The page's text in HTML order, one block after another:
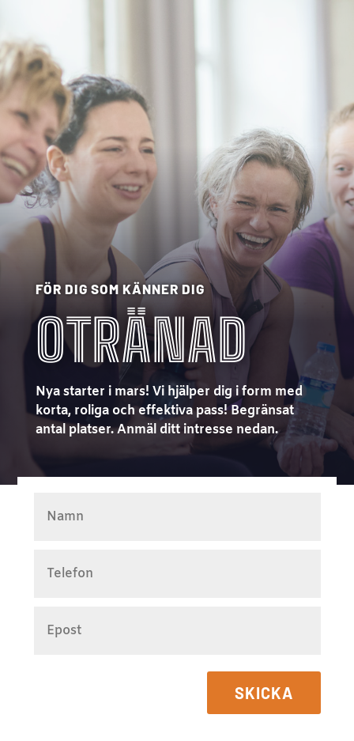
FÖR DIG SOM KÄNNER DIG
OTRÄNAD
Nya starter i mars! Vi hjälper dig i form med
korta, roliga och effektiva pass! Begränsat
antal platser. Anmäl ditt intresse nedan.
SKICKA